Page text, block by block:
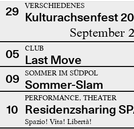
29 VERSCHIEDENES
Kulturachsenfest
September
05 CLUB
Last Move
09
SOMMER IM SÜDPOL
Sommer-Slam
10
PERFORMANCE, THEATER
Residenzsharing
Spazio! Vita! Libertà!